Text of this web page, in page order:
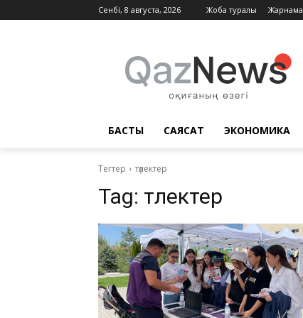
Сенбі, 8 августа, 2026 Жоба туралы Жарнама
БАСТЫ САЯСАТ ЭКОНОМИКА
Тегтер түлектер
Tag: түлектер